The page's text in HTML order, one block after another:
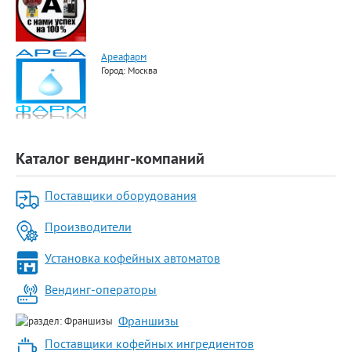
Ареафарм
Город: Москва
Каталог вендинг-компаний
Поставщики оборудования
Производители
Установка кофейных автоматов
Вендинг-операторы
Франшизы
Поставщики кофейных ингредиентов